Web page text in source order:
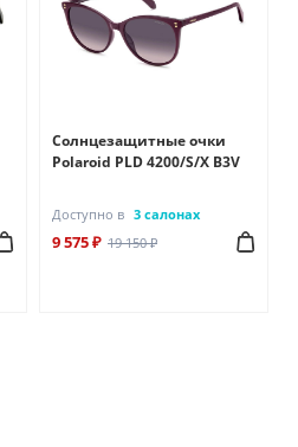
Солнцезащитные очки
Polaroid PLD 4200/S/X B3V
Доступно в 3 салонах
9 575 ₽ 19 150 ₽